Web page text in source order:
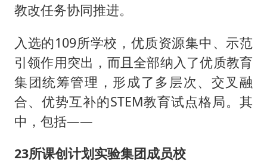
教改任务协同推进。
入选的109所学校，优质资源集中、示范
引领作用突出，而且全部纳入了优质教育
集团统筹管理，形成了多层次、交叉融
合、优势互补的STEM教育试点格局。其
中，包括——
23所课创计划实验集团成员校